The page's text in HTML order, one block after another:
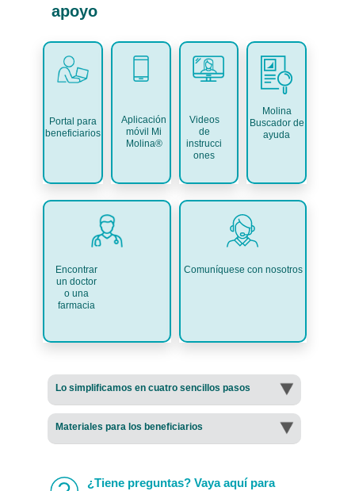
apoyo
Portal para
beneficiarios
Aplicación
móvil Mi
Molina®
Videos
de
instrucci
ones
Molina
Buscador de
ayuda
Encontrar
un doctor
o una
farmacia
Comuníquese con nosotros
Lo simplificamos en cuatro sencillos pasos
Materiales para los beneficiarios
¿Tiene preguntas? Vaya aquí para